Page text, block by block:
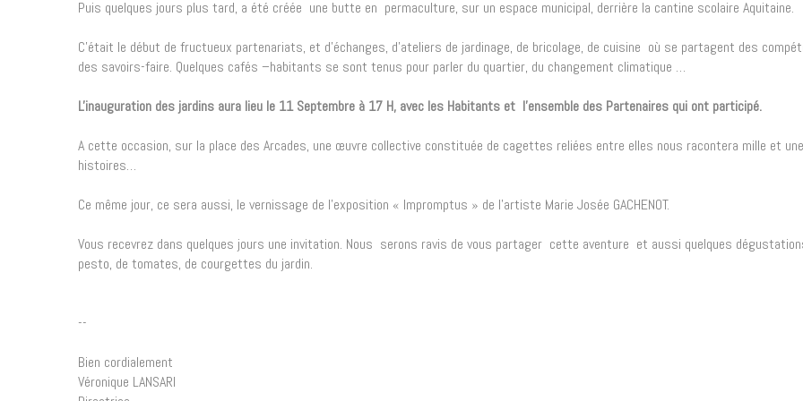
Puis quelques jours plus tard, a été créée une butte en permaculture, sur un espace municipal, derrière la cantine scolaire Aquitaine.
C'était le début de fructueux partenariats, et d'échanges, d'ateliers de jardinage, de bricolage, de cuisine où se partagent des
des savoirs-faire. Quelques cafés –habitants se sont tenus pour parler du quartier, du changement climatique …
L'inauguration des jardins aura lieu le 11 Septembre à 17 H, avec les Habitants et l'ensemble des Partenaires qui ont participé.
A cette occasion, sur la place des Arcades, une œuvre collective constituée de cagettes reliées entre elles nous racontera mille et une
histoires…
Ce même jour, ce sera aussi, le vernissage de l'exposition « Impromptus » de l’artiste Marie Josée GACHENOT.
Vous recevrez dans quelques jours une invitation. Nous serons ravis de vous partager cette aventure et aussi quelques
pesto, de tomates, de courgettes du jardin.
--
Bien cordialement
Véronique LANSARI